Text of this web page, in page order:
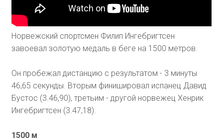
Норвежский спортсмен Филип Ингебригтсен
завоевал золотую медаль в беге на 1500 метров.
Он пробежал дистанцию с результатом - 3 минуты
46,65 секунды. Вторым финишировал испанец Давид
Бустос (3.46,90), третьим - другой норвежец Хенрик
Ингебригтсен (3.47,18).
1500 м